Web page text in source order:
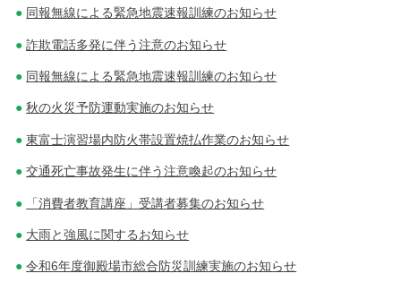
同報無線による緊急地震速報訓練のお知らせ
詐欺電話多発に伴う注意のお知らせ
同報無線による緊急地震速報訓練のお知らせ
秋の火災予防運動実施のお知らせ
東富士演習場内防火帯設置焼払作業のお知らせ
交通死亡事故発生に伴う注意喚起のお知らせ
「消費者教育講座」受講者募集のお知らせ
大雨と強風に関するお知らせ
令和6年度御殿場市総合防災訓練実施のお知らせ